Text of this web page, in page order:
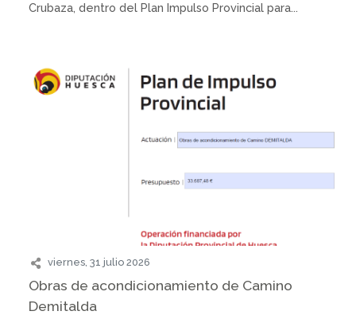
Crubaza, dentro del Plan Impulso Provincial para...
viernes, 31 julio 2026
Obras de acondicionamiento de Camino
Demitalda